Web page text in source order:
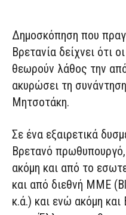
Δημοσκόπηση που
Βρετανία δείχνει ότι
θεωρούν λάθος την
ακυρώσει τη
Μητσοτάκη.
Σε ένα εξαιρετικά
Βρετανό πρωθυπουργό,
ακόμη και από το
και από διεθνή ΜΜΕ
κ.ά.) και ενώ ακόμη